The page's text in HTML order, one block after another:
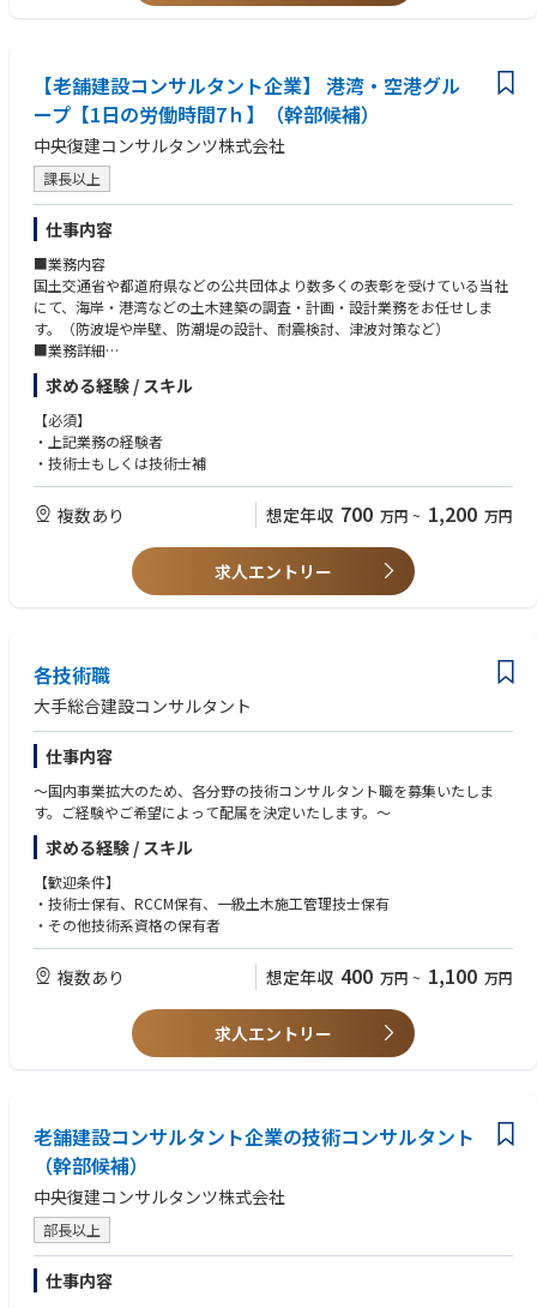
【老舗建設コンサルタント企業】 港湾・空港グル
ープ【1日の労働時間7ｈ】（幹部候補）
中央復建コンサルタンツ株式会社
課長以上
仕事内容
■業務内容
国土交通省や都道府県などの公共団体より数多くの表彰を受けている当社
にて、海岸・港湾などの土木建築の調査・計画・設計業務をお任せしま
す。（防波堤や岸壁、防潮堤の設計、耐震検討、津波対策など）
■業務詳細
・港湾計画、岸壁及び防波堤の新設設計、改良・補修設計、耐震・耐津波
性能照査
・海岸保全施設（護岸・堤防など）の新設設計、改良・補修設計、耐震・
耐津波性能照査
・港湾・海岸保全施設の維持管理計画検討
頂きます
例）管理技術者として業務をまとめる、技術提案書を作成する、照査技術
者として品質チェックを行う、若手指導・技術的アドバイスを行う等。
・年間150件ほどのプロジェクトが稼働
■他社建設コンサルタント企業との違い
・担当エリア：全国（事業所があるエリア限定での業務ではなく、全国に
ある業務の中で取り組みたい案件にチャレンジすることができます）
・大手建設コンサルタントが受注する案件規模と遜色ない案件を担当でき
ます。
・道路、橋梁、河川、港湾、砂防・防災、環境、都市計画、公園など幅広
い案件を受注しており、協働することがよくあります。その中で各分野の
技術者が強みを生かして対応します。その結果、国交省から毎年業務表彰
を受賞しています。
求める経験 / スキル
【必須】
・上記業務の経験者
・技術士もしくは技術士補
複数あり 想定年収 700 万円 ~ 1,200 万円
求人エントリー
各技術職
大手総合建設コンサルタント
仕事内容
～国内事業拡大のため、各分野の技術コンサルタント職を募集いたしま
す。ご経験やご希望によって配属を決定いたします。～
求める経験 / スキル
【歓迎条件】
・技術士保有、RCCM保有、一級土木施工管理技士保有
・その他技術系資格の保有者
複数あり 想定年収 400 万円 ~ 1,100 万円
求人エントリー
老舗建設コンサルタント企業の技術コンサルタント
（幹部候補）
中央復建コンサルタンツ株式会社
部長以上
仕事内容